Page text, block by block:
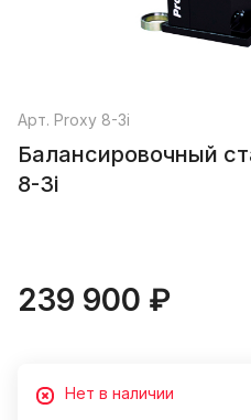
Арт. Proxy 8-3i
Балансировочный
8-3i
239 900 ₽
Нет в наличии